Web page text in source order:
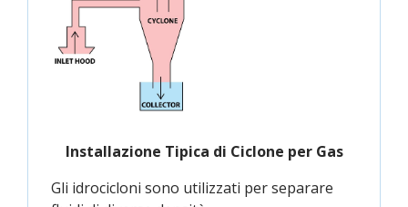
Installazione Tipica di Ciclone per Gas
Gli idrocicloni sono utilizzati per separare